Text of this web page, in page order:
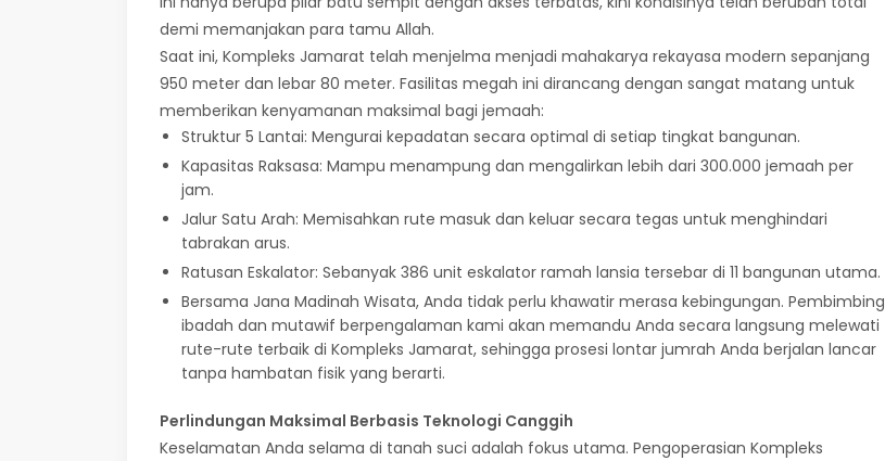
demi memanjakan para tamu Allah.
Saat ini, Kompleks Jamarat telah menjelma menjadi mahakarya rekayasa modern sepanjang
950 meter dan lebar 80 meter. Fasilitas megah ini dirancang dengan sangat matang untuk
memberikan kenyamanan maksimal bagi jemaah:
Struktur 5 Lantai: Mengurai kepadatan secara optimal di setiap tingkat bangunan.
Kapasitas Raksasa: Mampu menampung dan mengalirkan lebih dari 300.000 jemaah per
jam.
Jalur Satu Arah: Memisahkan rute masuk dan keluar secara tegas untuk menghindari
tabrakan arus.
Ratusan Eskalator: Sebanyak 386 unit eskalator ramah lansia tersebar di 11 bangunan utama.
Bersama Jana Madinah Wisata, Anda tidak perlu khawatir merasa kebingungan. Pembimbing
ibadah dan mutawif berpengalaman kami akan memandu Anda secara langsung melewati
rute-rute terbaik di Kompleks Jamarat, sehingga prosesi lontar jumrah Anda berjalan lancar
tanpa hambatan fisik yang berarti.
Perlindungan Maksimal Berbasis Teknologi Canggih
Keselamatan Anda selama di tanah suci adalah fokus utama. Pengoperasian Kompleks